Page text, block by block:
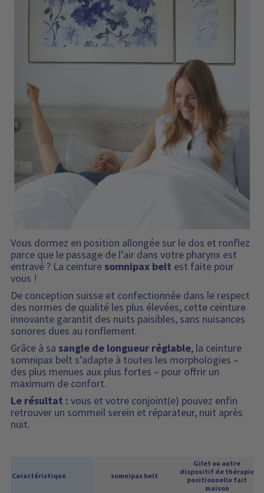
Vous dormez en position allongée sur le dos et ronflez
parce que le passage de l’air dans votre pharynx est
entravé ? La ceinture somnipax belt est faite pour
vous !
De conception suisse et confectionnée dans le respect
des normes de qualité les plus élevées, cette ceinture
innovante garantit des nuits paisibles, sans nuisances
sonores dues au ronflement.
Grâce à sa sangle de longueur réglable, la ceinture
somnipax belt s’adapte à toutes les morphologies –
des plus menues aux plus fortes – pour offrir un
maximum de confort.
Le résultat : vous et votre conjoint(e) pouvez enfin
retrouver un sommeil serein et réparateur, nuit après
nuit.
Caractéristique somnipax belt
Gilet ou autre
dispositif de thérapie
positionnelle fait
maison